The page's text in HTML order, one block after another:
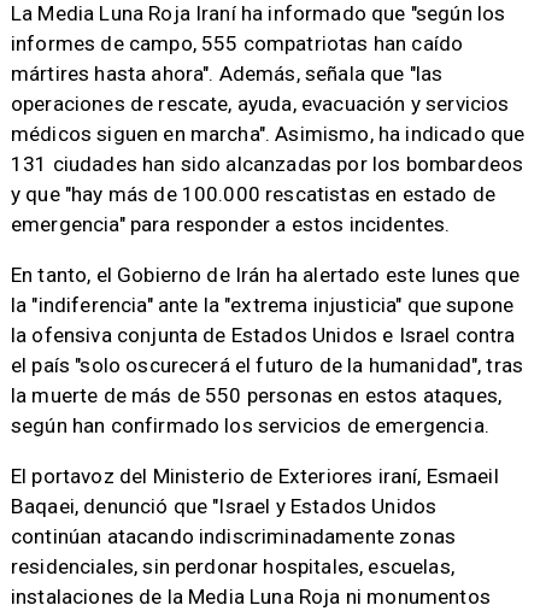
La Media Luna Roja Iraní ha informado que "según los
informes de campo, 555 compatriotas han caído
mártires hasta ahora". Además, señala que "las
operaciones de rescate, ayuda, evacuación y servicios
médicos siguen en marcha". Asimismo, ha indicado que
131 ciudades han sido alcanzadas por los bombardeos
y que "hay más de 100.000 rescatistas en estado de
emergencia" para responder a estos incidentes.
En tanto, el Gobierno de Irán ha alertado este lunes que
la "indiferencia" ante la "extrema injusticia" que supone
la ofensiva conjunta de Estados Unidos e Israel contra
el país "solo oscurecerá el futuro de la humanidad", tras
la muerte de más de 550 personas en estos ataques,
según han confirmado los servicios de emergencia.
El portavoz del Ministerio de Exteriores iraní, Esmaeil
Baqaei, denunció que "Israel y Estados Unidos
continúan atacando indiscriminadamente zonas
residenciales, sin perdonar hospitales, escuelas,
instalaciones de la Media Luna Roja ni monumentos